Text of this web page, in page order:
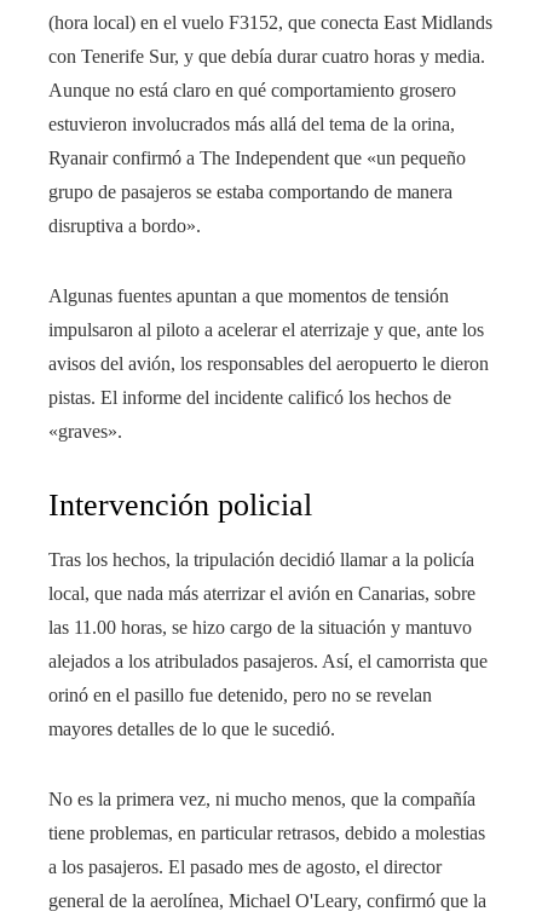
(hora local) en el vuelo F3152, que conecta East Midlands
con Tenerife Sur, y que debía durar cuatro horas y media.
Aunque no está claro en qué comportamiento grosero
estuvieron involucrados más allá del tema de la orina,
Ryanair confirmó a The Independent que «un pequeño
grupo de pasajeros se estaba comportando de manera
disruptiva a bordo».
Algunas fuentes apuntan a que momentos de tensión
impulsaron al piloto a acelerar el aterrizaje y que, ante los
avisos del avión, los responsables del aeropuerto le dieron
pistas. El informe del incidente calificó los hechos de
«graves».
Intervención policial
Tras los hechos, la tripulación decidió llamar a la policía
local, que nada más aterrizar el avión en Canarias, sobre
las 11.00 horas, se hizo cargo de la situación y mantuvo
alejados a los atribulados pasajeros. Así, el camorrista que
orinó en el pasillo fue detenido, pero no se revelan
mayores detalles de lo que le sucedió.
No es la primera vez, ni mucho menos, que la compañía
tiene problemas, en particular retrasos, debido a molestias
a los pasajeros. El pasado mes de agosto, el director
general de la aerolínea, Michael O'Leary, confirmó que la